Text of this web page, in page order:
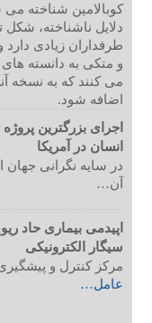
کوبالامین شناخته
طرفداران زیادی دارد
و متکی به دانسته
اضافه شود.
اجرای بزرگترین
انسان در آمریکا
در سایه نگرانی جهان
آن…
اپیدمی بیماری حاد
سیگار الکترونیکی
مرکز کنترل و
عامل…